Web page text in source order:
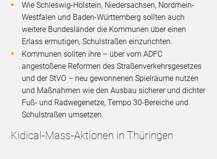
Wie Schleswig-Holstein, Niedersachsen, Nordrhein-
Westfalen und Baden-Württemberg sollten auch
weitere Bundesländer die Kommunen über einen
Erlass ermutigen, Schulstraßen einzurichten.
Kommunen sollten ihre – über vom ADFC
angestoßene Reformen des Straßenverkehrsgesetzes
und der StVO – neu gewonnenen Spielräume nutzen
und Maßnahmen wie den Ausbau sicherer und dichter
Fuß- und Radwegenetze, Tempo 30-Bereiche und
Schulstraßen umsetzen.
Kidical-Mass-Aktionen in Thüringen